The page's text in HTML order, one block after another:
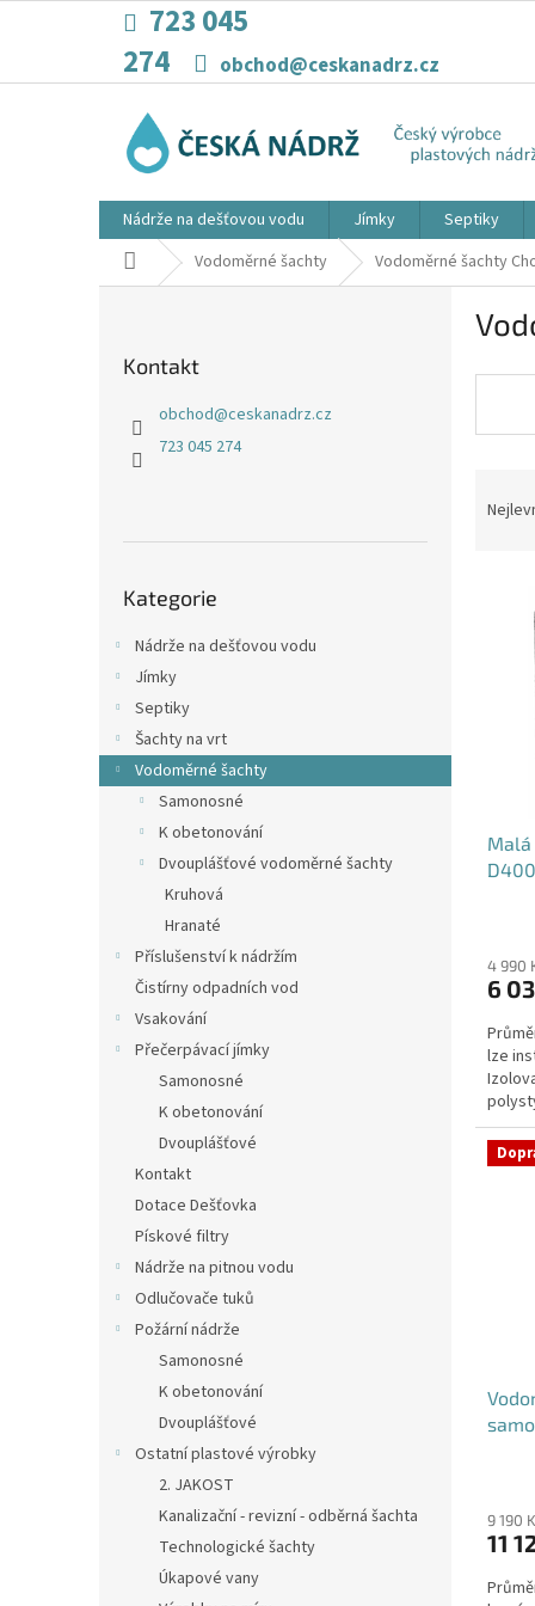
723 045
274
obchod@ceskanadrz.cz
Nádrže na dešťovou vodu Jímky Septiky
Domů Vodoměrné šachty Vodoměrné šachty
Kontakt
obchod@ceskanadrz.cz
723 045 274
kategorie
Kategorie
Nádrže na dešťovou vodu
Jímky
Septiky
Šachty na vrt
Vodoměrné šachty
Samonosné
K obetonování
Dvouplášťové vodoměrné šachty
Kruhová
Hranaté
Příslušenství k nádržím
Čistírny odpadních vod
Vsakování
Přečerpávací jímky
Samonosné
K obetonování
Dvouplášťové
Kontakt
Dotace Dešťovka
Pískové filtry
Nádrže na pitnou vodu
Odlučovače tuků
Požární nádrže
Samonosné
K obetonování
Dvouplášťové
Ostatní plastové výrobky
2. JAKOST
Kanalizační - revizní - odběrná šachta
Technologické šachty
Úkapové vany
Malá
je
z
5
4 990
6
lze
DN400
9 190
11